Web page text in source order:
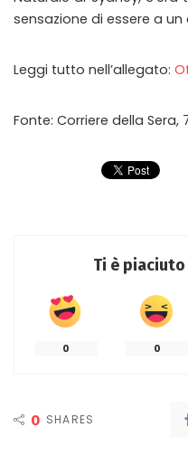
sensazione di essere a
Leggi tutto nell’allegato:
Fonte: Corriere della Sera,
Ti è
0 0
0 SHARES